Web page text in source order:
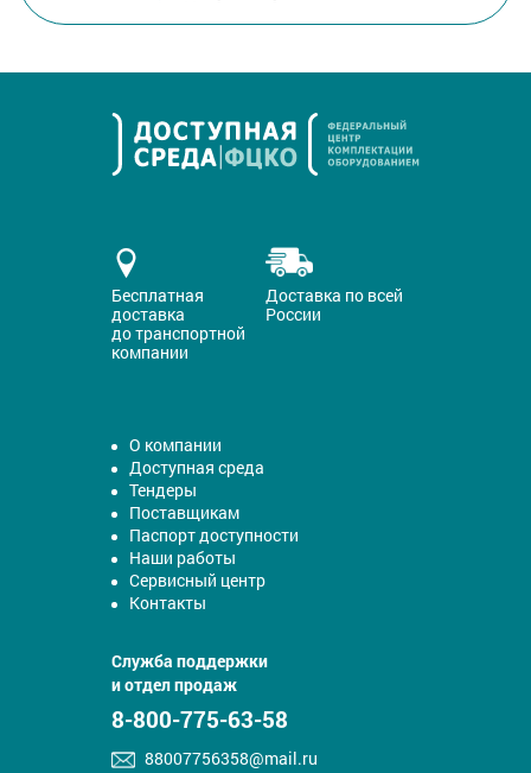
Бесплатная
доставка
до транспортной
компании
Доставка по всей
России
О компании
Доступная среда
Тендеры
Поставщикам
Паспорт доступности
Наши работы
Сервисный центр
Контакты
Служба поддержки
и отдел продаж
8-800-775-63-58
88007756358@mail.ru